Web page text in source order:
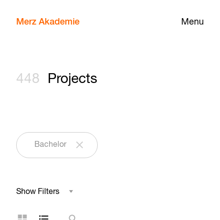
Menu
Merz Akademie
448 Projects
Bachelor
Show Filters